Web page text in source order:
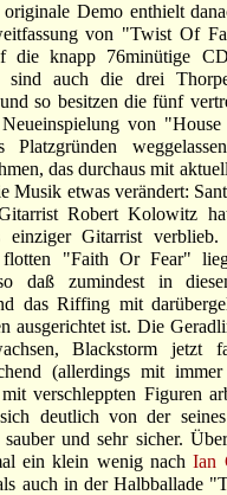
Demo enthielt
von "Twist Of
die knapp 76minütige
sind auch die drei
so besitzen die fünf
von
das durchaus mit
Musik etwas verändert:
Robert Kolowitz
Gitarrist verblieb.
"Faith Or Fear"
daß zumindest in
das Riffing mit
ausgerichtet ist. Die
Blackstorm jetzt
(allerdings mit
verschleppten Figuren
deutlich von der seines
und sehr sicher.
ein klein wenig nachIan
auch in der Halbballade